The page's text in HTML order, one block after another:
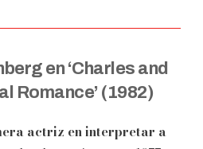
en ‘Charles and
Romance’ (1982)
actriz en interpretar a